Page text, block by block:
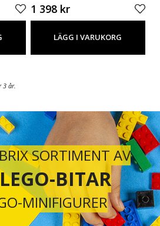
1 398 kr
LÄGG I VARUKORG
3 år.
SORTIMENT AV
BITAR
MINIFIGURER